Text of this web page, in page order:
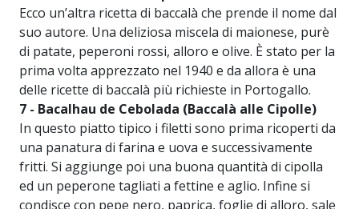
Ecco un’altra ricetta di baccalà che prende il nome dal
suo autore. Una deliziosa miscela di maionese, purè
di patate, peperoni rossi, alloro e olive. È stato per la
prima volta apprezzato nel 1940 e da allora è una
delle ricette di baccalà più richieste in Portogallo.
7 - Bacalhau de Cebolada (Baccalà alle Cipolle)
In questo piatto tipico i filetti sono prima ricoperti da
una panatura di farina e uova e successivamente
fritti. Si aggiunge poi una buona quantità di cipolla
ed un peperone tagliati a fettine e aglio. Infine si
condisce con pepe nero, paprica, foglie di alloro, sale